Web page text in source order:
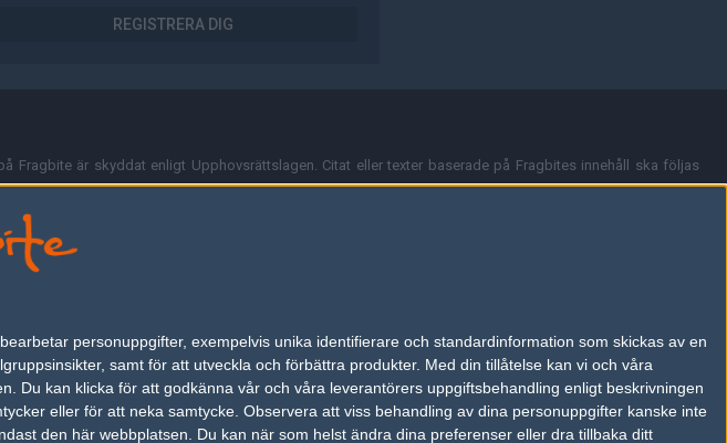
personuppgifter, exempelvis unika identifierare och standardinformation som skickas av en
samt för att utveckla och förbättra produkter. Med din tillåtelse kan vi och våra
Du kan klicka för att godkänna vår och våra leverantörers uppgiftsbehandling enligt beskrivningen
eller för att neka samtycke. Observera att viss behandling av dina personuppgifter kanske inte
den här webbplatsen. Du kan när som helst ändra dina preferenser eller dra tillbaka ditt
REGISTRERA DIG
Fragbite är skyddat enligt Upphovsrättslagen. Citat eller texter baserade på Fragbites innehåll ska följas
varje enskild skribent och överensstämmer inte nödvändigtvis med Fragbites åsikter.
Bohlin. För frågor rörande sajten kan du skicka iväg ett email till
spara användarspecifik information så som t.ex. användarnamn. Cookies sparas även när man deltar i
För att slippa cookies kan du stänga av cookies i din webbläsares inställningar eller välja att inte
finns här på grund av lagen om elektronisk kommunikation som trädde i kraft 25 juli 2003.